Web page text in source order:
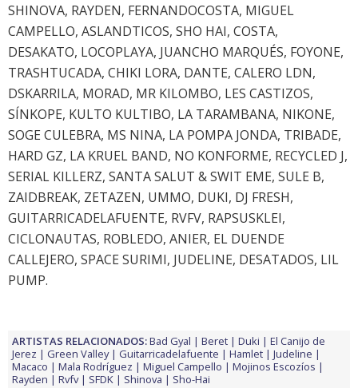
SHINOVA, RAYDEN, FERNANDOCOSTA, MIGUEL
CAMPELLO, ASLANDTICOS, SHO HAI, COSTA,
DESAKATO, LOCOPLAYA, JUANCHO MARQUÉS, FOYONE,
TRASHTUCADA, CHIKI LORA, DANTE, CALERO LDN,
DSKARRILA, MORAD, MR KILOMBO, LES CASTIZOS,
SÍNKOPE, KULTO KULTIBO, LA TARAMBANA, NIKONE,
SOGE CULEBRA, MS NINA, LA POMPA JONDA, TRIBADE,
HARD GZ, LA KRUEL BAND, NO KONFORME, RECYCLED J,
SERIAL KILLERZ, SANTA SALUT & SWIT EME, SULE B,
ZAIDBREAK, ZETAZEN, UMMO, DUKI, DJ FRESH,
GUITARRICADELAFUENTE, RVFV, RAPSUSKLEI,
CICLONAUTAS, ROBLEDO, ANIER, EL DUENDE
CALLEJERO, SPACE SURIMI, JUDELINE, DESATADOS, LIL
PUMP.
ARTISTAS RELACIONADOS:Bad Gyal Beret Duki
El Canijo de
Jerez
Green Valley Guitarricadelafuente Hamlet
Judeline
Macaco
Mala Rodríguez Miguel Campello
Mojinos Escozíos
Rayden
Rvfv SFDK Shinova Sho-Hai